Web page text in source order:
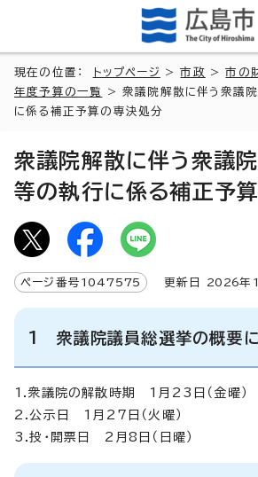
現在の位置： トップページ >市政 >市の
年度予算の一覧
> 衆議院解散に伴う衆議
に係る補正予算の専決処分
衆議院解散に伴う衆議
等の執行に係る補正予
ページ番号 1047575 更新日 2026年
1 衆議院議員総選挙の概要
1.衆議院の解散時期 1月23日（金曜）
2.公示日 1月27日（火曜）
3.投・開票日 2月8日（日曜）